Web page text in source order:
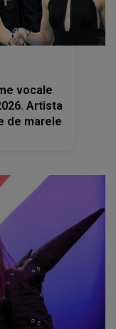
vocale
Artista
de marele